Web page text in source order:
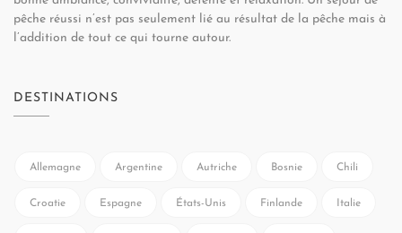
pêche réussi n’est pas seulement lié au résultat de la pêche mais à
l’addition de tout ce qui tourne autour.
DESTINATIONS
Allemagne Argentine Autriche Bosnie Chili
Croatie Espagne États-Unis Finlande Italie